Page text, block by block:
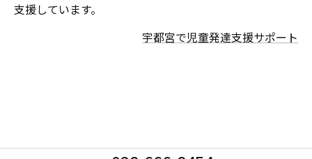
支援しています。
宇都宮で児童発達支援サポート